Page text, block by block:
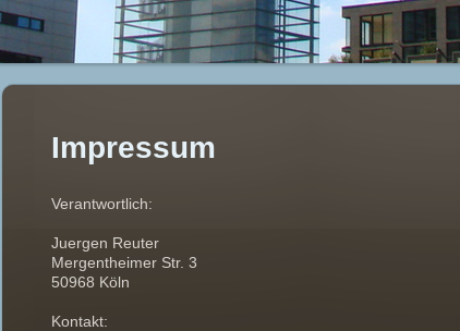
Impressum
Verantwortlich:
Juergen Reuter
Mergentheimer Str. 3
50968 Köln
Kontakt: